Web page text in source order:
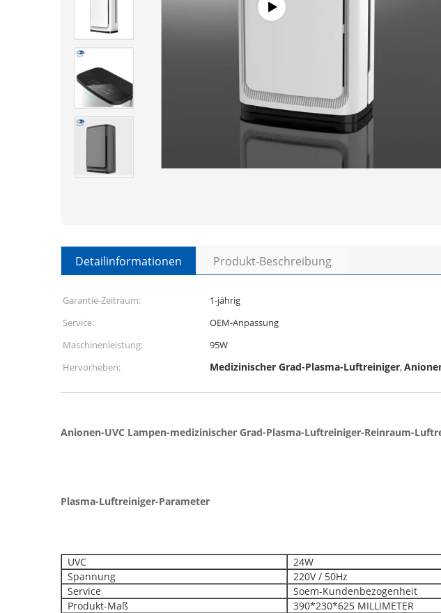
Detailinformationen Produkt-Beschreibung
Garantie-Zeitraum: 1-jährig
Service:
OEM-Anpassung
Maschinenleistung:
95W
Hervorheben:
Medizinischer Grad-Plasma-Luftreiniger,
Anionen-UVC Lampen-medizinischer Grad-Plasma-Luftreiniger-Reinraum-
Plasma-Luftreiniger-Parameter
UVC
24W
Spannung
220V / 50Hz
Service
Soem-Kundenbezogenheit
Produkt-Maß
390*230*625 MILLIMETER